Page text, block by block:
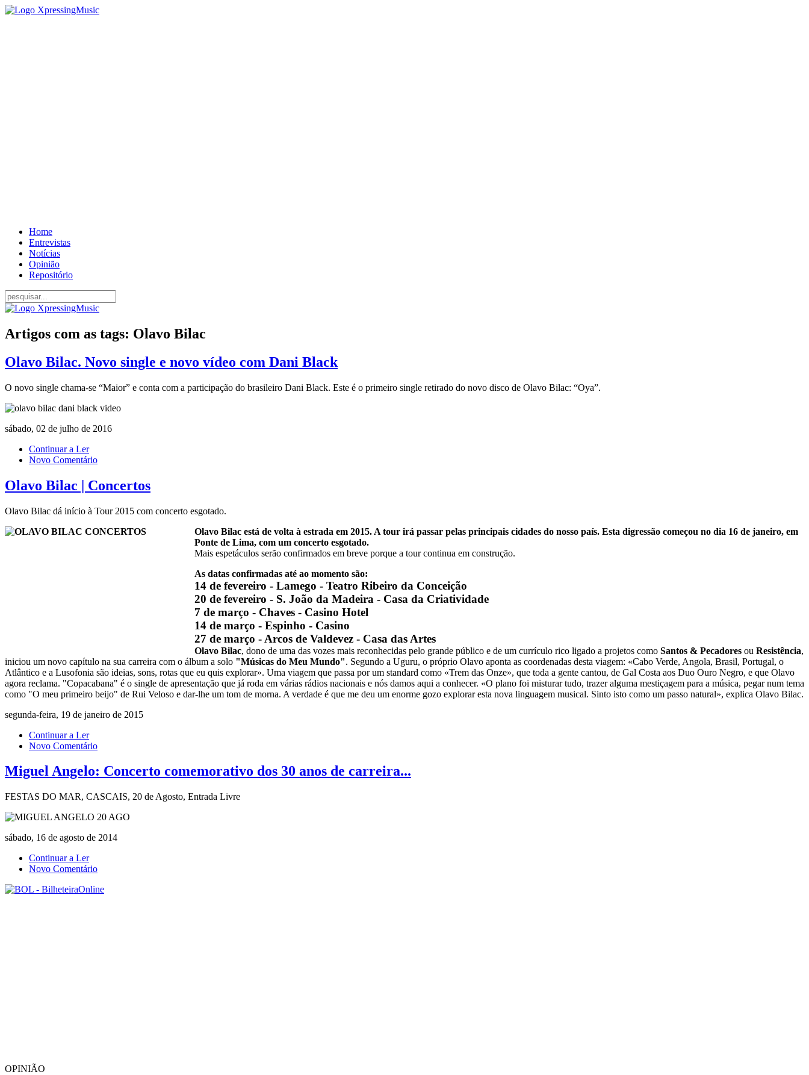
Home
Entrevistas
Notícias
Opinião
Repositório
Artigos com as tags: Olavo Bilac
Olavo Bilac. Novo single e novo vídeo com Dani Black
O novo single chama-se “Maior” e conta com a participação do brasileiro Dani Black. Este é o primeiro single retirado do novo disco de Olavo Bilac: “Oya”.
sábado, 02 de julho de 2016
Continuar a Ler
Novo Comentário
Olavo Bilac | Concertos
Olavo Bilac dá início à Tour 2015 com concerto esgotado.
Olavo Bilac está de volta à estrada em 2015. A tour irá passar pelas principais cidades do nosso país. Esta digressão começou no dia 16 de janeiro, em
Ponte de Lima, com um concerto esgotado.
Mais espetáculos serão confirmados em breve porque a tour continua em construção.
As datas confirmadas até ao momento são:
14 de fevereiro - Lamego - Teatro Ribeiro da Conceição
20 de fevereiro - S. João da Madeira - Casa da Criatividade
7 de março - Chaves - Casino Hotel
14 de março - Espinho - Casino
27 de março - Arcos de Valdevez - Casa das Artes
Olavo Bilac, dono de uma das vozes mais reconhecidas pelo grande público e de um currículo rico ligado a projetos como Santos & Pecadores ou Resistência,
iniciou um novo capítulo na sua carreira com o álbum a solo "Músicas do Meu Mundo". Segundo a Uguru, o próprio Olavo aponta as coordenadas desta viagem: «Cabo Verde, Angola, Brasil, Portugal, o
Atlântico e a Lusofonia são ideias, sons, rotas que eu quis explorar». Uma viagem que passa por um standard como «Trem das Onze», que toda a gente cantou, de Gal Costa aos Duo Ouro Negro, e que Olavo
agora reclama. "Copacabana" é o single de apresentação que já roda em várias rádios nacionais e nós damos aqui a conhecer. «O plano foi misturar tudo, trazer alguma mestiçagem para a música, pegar num tema
como "O meu primeiro beijo" de Rui Veloso e dar-lhe um tom de morna. A verdade é que me deu um enorme gozo explorar esta nova linguagem musical. Sinto isto como um passo natural», explica Olavo Bilac.
segunda-feira, 19 de janeiro de 2015
Continuar a Ler
Novo Comentário
Miguel Angelo: Concerto comemorativo dos 30 anos de carreira...
FESTAS DO MAR, CASCAIS, 20 de Agosto, Entrada Livre
sábado, 16 de agosto de 2014
Continuar a Ler
Novo Comentário
OPINIÃO